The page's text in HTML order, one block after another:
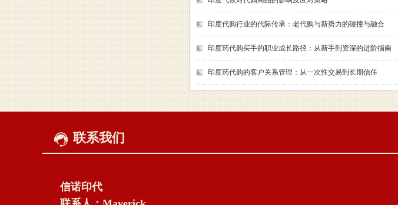
印度代购行业的代际传承：老代购与新势力的碰撞与融合
印度药代购买手的职业成长路径：从新手到资深的进阶指南
印度药代购的客户关系管理：从一次性交易到长期信任
联系我们
信诺印代